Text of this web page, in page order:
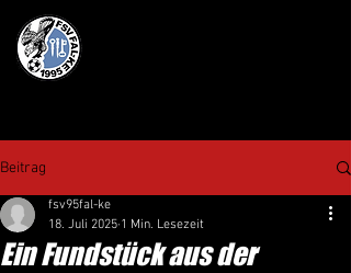
Beitrag
Ein Fundstück aus der
fsv95fal-ke
18. Juli 2025 1 Min. Lesezeit